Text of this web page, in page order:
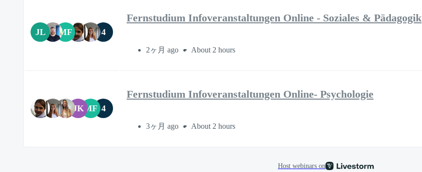
JL MF 4
Fernstudium Infoveranstaltungen Online - Soziales & Pädagogik
2ヶ月 ago About 2 hours
JK MF 4
Fernstudium Infoveranstaltungen Online- Psychologie
3ヶ月 ago About 2 hours
Host webinars on